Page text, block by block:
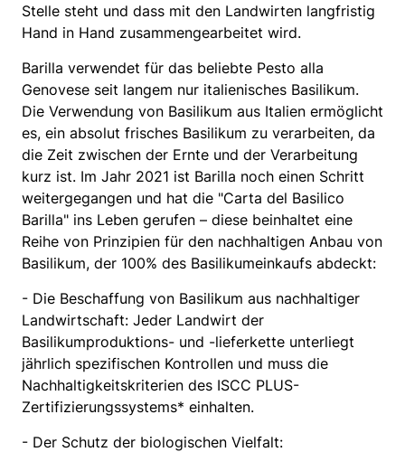
Stelle steht und dass mit den Landwirten langfristig
Hand in Hand zusammengearbeitet wird.
Barilla verwendet für das beliebte Pesto alla
Genovese seit langem nur italienisches Basilikum.
Die Verwendung von Basilikum aus Italien ermöglicht
es, ein absolut frisches Basilikum zu verarbeiten, da
die Zeit zwischen der Ernte und der Verarbeitung
kurz ist. Im Jahr 2021 ist Barilla noch einen Schritt
weitergegangen und hat die "Carta del Basilico
Barilla" ins Leben gerufen – diese beinhaltet eine
Reihe von Prinzipien für den nachhaltigen Anbau von
Basilikum, der 100% des Basilikumeinkaufs abdeckt:
- Die Beschaffung von Basilikum aus nachhaltiger
Landwirtschaft: Jeder Landwirt der
Basilikumproduktions- und -lieferkette unterliegt
jährlich spezifischen Kontrollen und muss die
Nachhaltigkeitskriterien des ISCC PLUS-
Zertifizierungssystems* einhalten.
- Der Schutz der biologischen Vielfalt: